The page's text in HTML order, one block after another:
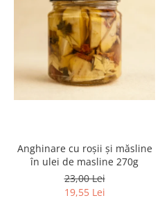
Anghinare cu roșii și măsline
în ulei de masline 270g
23,00 Lei
19,55 Lei